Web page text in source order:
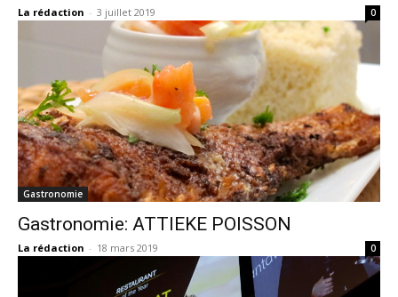
La rédaction - 3 juillet 2019 0
Gastronomie
Gastronomie: ATTIEKE POISSON
La rédaction - 18 mars 2019 0